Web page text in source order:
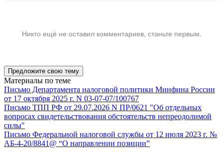
Никто ещё не оставил комментариев, станьте первым.
Предложите свою тему
Материалы по теме
Письмо Департамента налоговой политики Минфина России
от 17 октября 2025 г. N 03-07-07/100767
Письмо ТПП РФ от 29.07.2026 N ПР/0621 "Об отдельных
вопросах свидетельствования обстоятельств непреодолимой
силы"
Письмо Федеральной налоговой службы от 12 июля 2023 г. №
АБ-4-20/8841@ “О направлении позиции”